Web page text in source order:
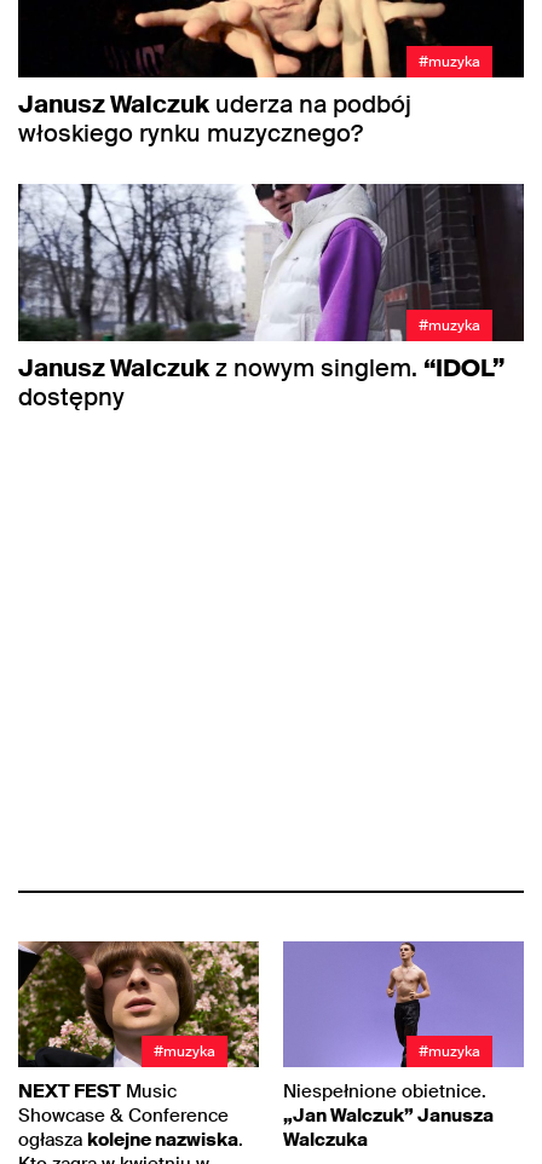
#muzyka
Janusz Walczuk uderza na podbój
włoskiego rynku muzycznego?
#muzyka
Janusz Walczukz nowym singlem. “IDOL”
dostępny
#muzyka
NEXT FEST Music
Showcase & Conference
ogłasza kolejne nazwiska.
#muzyka
Niespełnione obietnice.
„Jan Walczuk” Janusza
Walczuka